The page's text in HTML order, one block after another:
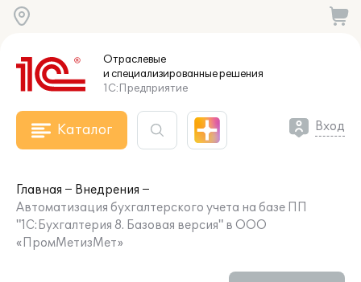
Отраслевые
и специализированныерешения
1С:Предприятие
Каталог Вход
Главная
Внедрения
Автоматизация бухгалтерского учета на базе ПП
"1С:Бухгалтерия 8. Базовая версия" в ООО
«ПромМетизМет»